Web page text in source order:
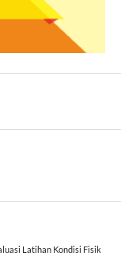
Latihan Kondisi Fisik